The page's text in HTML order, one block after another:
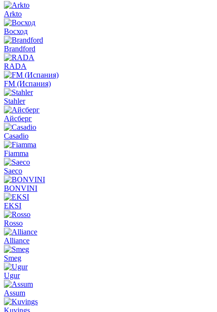
Arkto
Восход
Brandford
RADA
FM (Испания)
Stahler
Айсберг
Casadio
Fiamma
Saeco
BONVINI
EKSI
Rosso
Alliance
Smeg
Ugur
Assum
Kuvings